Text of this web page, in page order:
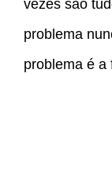
vezes são
problema
problema é a